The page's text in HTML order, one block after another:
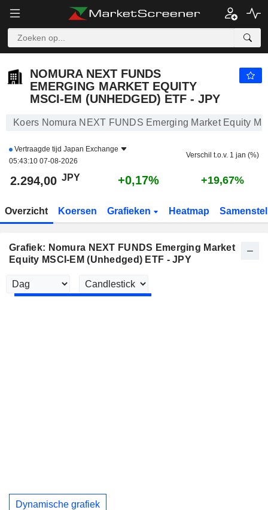
NOMURA NEXT FUNDS
EMERGING MARKET EQUITY
MSCI-EM (UNHEDGED) ETF - JPY
Koers Nomura NEXT FUNDS Emerging Market Equity
Vertraagde tijd Japan Exchange
05:43:10 07-08-2026
Verschil t.o.v. 1 jan (%)
2.294,00 JPY +0,17% +19,67%
Overzicht Koersen Grafieken Heatmap
Grafiek: Nomura NEXT FUNDS Emerging Market
Equity MSCI-EM (Unhedged) ETF - JPY
Dynamische grafiek